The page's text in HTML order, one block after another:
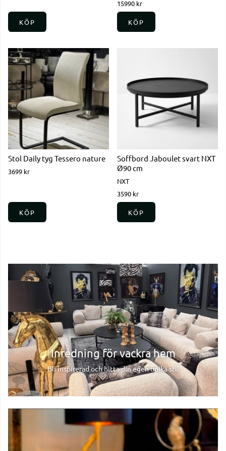
KÖP
15990 kr
KÖP
Stol Daily tyg Tessero nature
3699 kr
KÖP
Soffbord Jaboulet svart NXT
Ø90 cm
NXT
3590 kr
KÖP
Inredning för vackra hem
Bli inspirerad och hitta din egen unika stil